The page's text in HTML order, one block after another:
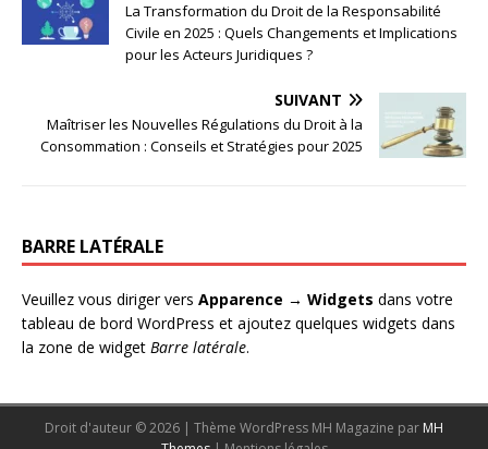
La Transformation du Droit de la Responsabilité
Civile en 2025 : Quels Changements et Implications
pour les Acteurs Juridiques ?
SUIVANT
Maîtriser les Nouvelles Régulations du Droit à la
Consommation : Conseils et Stratégies pour 2025
BARRE LATÉRALE
Veuillez vous diriger vers Apparence → Widgets dans votre
tableau de bord WordPress et ajoutez quelques widgets dans
la zone de widget Barre latérale.
Droit d'auteur © 2026 | Thème WordPress MH Magazine par MH